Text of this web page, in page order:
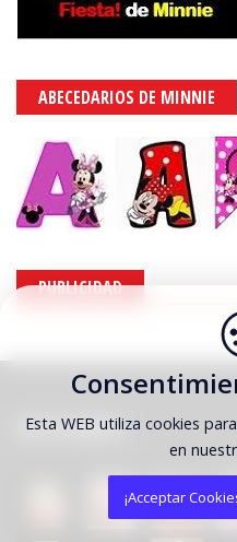
ABECEDARIOS DE MINNIE
PUBLICIDAD
DESTACAMOS
Esta WEB utiliza cookies
en
¡Acceptar